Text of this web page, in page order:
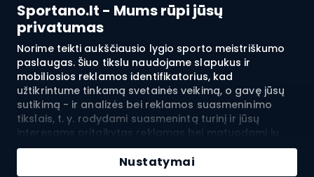
Sportano.lt - Mums rūpi jūsų
privatumas
Norime teikti aukščiausio lygio sporto meistriškumo
paslaugas. Šiuo tikslu naudojame slapukus ir
mobiliosios reklamos identifikatorius, kad
užtikrintume tinkamą svetainės veikimą, o gavę jūsų
sutikimą - ir analizės bei reklamos suasmeninimo
tikslais, t. y. rodydami suasmenintą turinį ir jūsų
interesams pritaikytas reklamas bei matuodami jų
efektyvumą. Slapukai ir mobiliosios reklamos
identifikatoriai gali būti naudojami tiek suasmenintai,
Nustatymai
Pridėti į krepšelį
Klientų aptarnavimas
Reglamentai
Apie mus